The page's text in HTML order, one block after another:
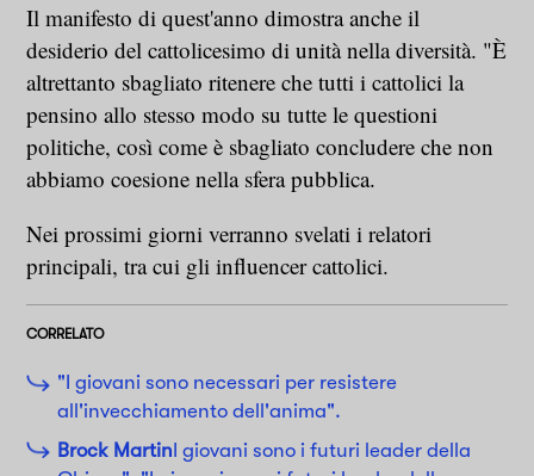
Il manifesto di quest'anno dimostra anche il
desiderio del cattolicesimo di unità nella diversità. "È
altrettanto sbagliato ritenere che tutti i cattolici la
pensino allo stesso modo su tutte le questioni
politiche, così come è sbagliato concludere che non
abbiamo coesione nella sfera pubblica.
Nei prossimi giorni verranno svelati i relatori
principali, tra cui gli influencer cattolici.
CORRELATO
"I giovani sono necessari per resistere
all'invecchiamento dell'anima".
Brock MartinI giovani sono i futuri leader della